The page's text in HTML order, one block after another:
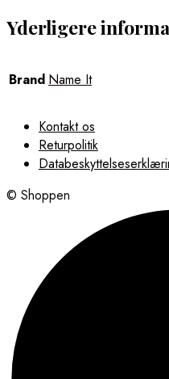
Yderligere
Brand Name It
Kontakt os
Returpolitik
© Shoppen